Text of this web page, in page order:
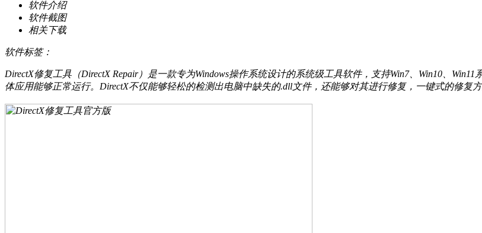
软件介绍
软件截图
相关下载
软件标签：
DirectX修复工具（DirectX Repair）是一款专为Windows操作系统设计的系统级工具软件，支持Win7、Win10、
体应用能够正常运行。DirectX不仅能够轻松的检测出电脑中缺失的.dll文件，还能够对其进行修复，一键式的修复